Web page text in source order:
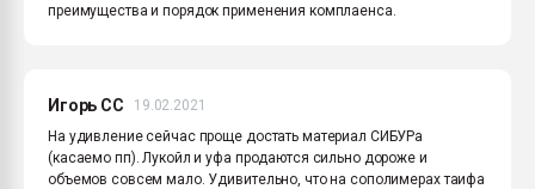
преимущества и порядок применения комплаенса.
Игорь CC
19.02.2021
На удивление сейчас проще достать материал СИБУРа
(касаемо пп). Лукойл и уфа продаются сильно дороже и
объемов совсем мало. Удивительно, что на сополимерах таифа